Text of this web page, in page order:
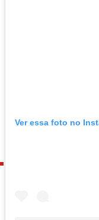
Ver essa foto no